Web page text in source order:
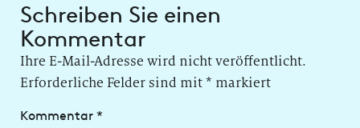
Schreiben Sie einen
Kommentar
Ihre E-Mail-Adresse wird nicht veröffentlicht.
Erforderliche Felder sind mit* markiert
Kommentar *